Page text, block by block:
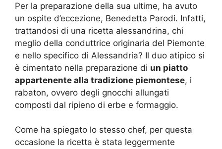
Per la preparazione della sua ultime, ha avuto
un ospite d’eccezione, Benedetta Parodi. Infatti,
trattandosi di una ricetta alessandrina, chi
meglio della conduttrice originaria del Piemonte
e nello specifico di Alessandria? Il duo atipico si
è cimentato nella preparazione di un piatto
appartenente alla tradizione piemontese, i
rabaton, ovvero degli gnocchi allungati
composti dal ripieno di erbe e formaggio.
Come ha spiegato lo stesso chef, per questa
occasione la ricetta è stata leggermente